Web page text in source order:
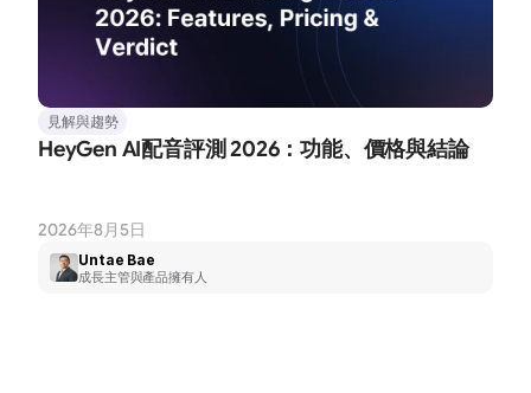
見解與趨勢
HeyGen AI配音評測 2026：功能、價格與結論
2026年8月5日
Untae Bae
成長主管與產品擁有人